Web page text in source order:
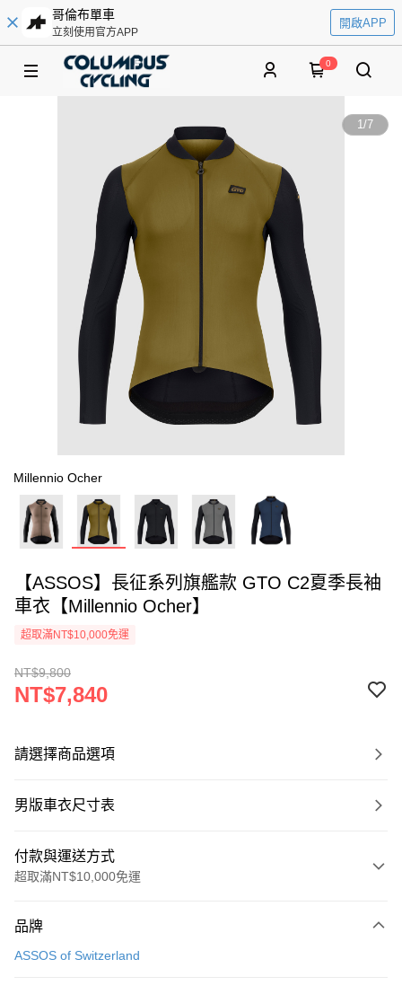
哥倫布單車
立刻使用官方APP
開啟APP
0
1/7
Millennio Ocher
【ASSOS】長征系列旗艦款 GTO C2夏季長袖
車衣【Millennio Ocher】
超取滿NT$10,000免運
NT$9,800
NT$7,840
請選擇商品選項
男版車衣尺寸表
付款與運送方式
超取滿NT$10,000免運
信用卡一次付款
品牌
ASSOS of Switzerland